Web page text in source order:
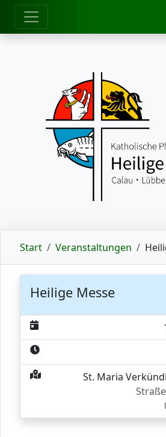
zum Inhalt
Start Veranstaltungen
Heilige Messe
St. Maria